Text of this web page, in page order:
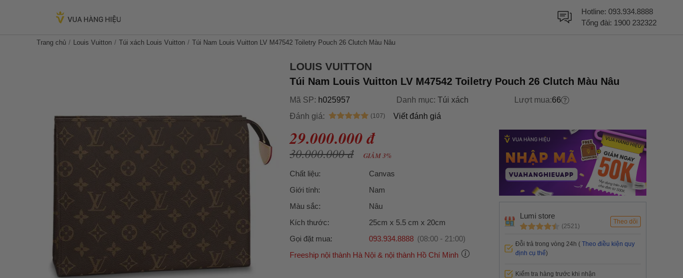
Hotline: 093.934.8888
Tổng đài: 1900 232322
Trang chủ Louis Vuitton Túi xách Louis Vuitton Túi Nam Louis Vuitton LV M47542 Toiletry Pouch 26 Clutch Màu Nâu
LOUIS VUITTON
Túi Nam Louis Vuitton LV M47542 Toiletry Pouch 26 Clutch Màu Nâu
Mã SP: h025957 Danh mục: Túi xách Lượt mua:66
Đánh giá:
Viết đánh giá
29.000.000 đ
30.000.000 đ GIẢM 3%
Chất liệu:
Canvas
Giới tính:
Nam
Màu sắc:
Nâu
Kích thước:
25cm x 5.5 cm x 20cm
Gọi đặt mua:
093.934.8888 (08:00 - 21:00)
Freeship nội thành Hà Nội & nội thành Hồ Chí Minh
Lumi store
(2521)
Theo dõi
Đỗi trả trong vòng 24h ( Theo điều kiện quy
định cụ thể)
Kiểm tra hàng trước khi nhận